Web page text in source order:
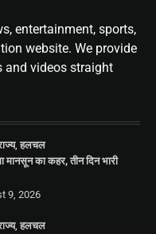
entertainment, sports,
website. We provide
and videos straight
,हलचल
मानसून का कहर, तीन दिन भारी
9, 2026
,हलचल